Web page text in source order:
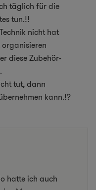
täglich für die
tun.!!
nicht hat
diese Zubehör-
tut, dann
kann.!?
hatte ich auch